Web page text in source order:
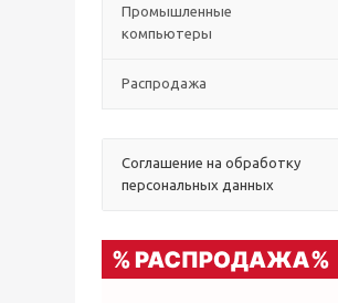
Промышленные
компьютеры
Распродажа
Соглашение на обработку
персональных данных